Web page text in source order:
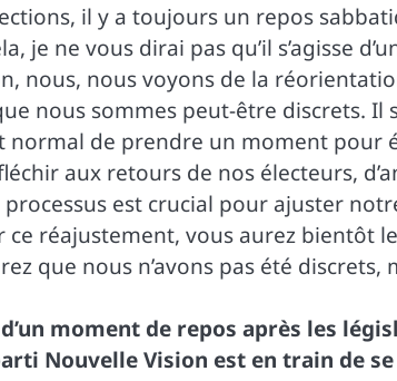
il y a toujours un repos
je ne vous dirai pas qu’il s’agisse
nous, nous voyons de la
nous sommes peut-être discrets. Il
normal de prendre un moment pour
aux retours de nos électeurs,
est crucial pour ajuster
réajustement, vous aurez bientôt
que nous n’avons pas été discrets,
moment de repos après les
Nouvelle Vision est en train de